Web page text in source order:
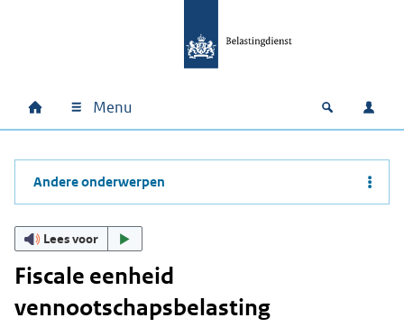
Hoofdnavigatie
Home Menu Open
Andere onderwerpen
Lees voor
Fiscale eenheid
vennootschapsbelasting